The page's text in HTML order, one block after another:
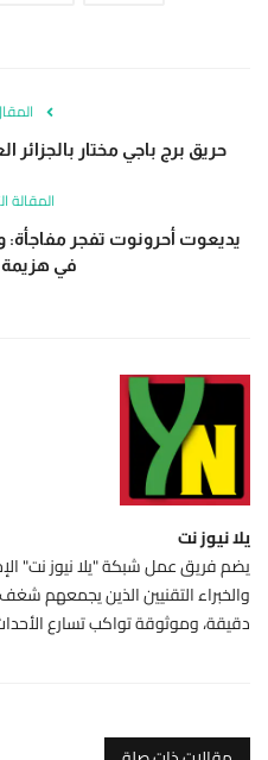
حريق برج باجي مختار
المقالة
يديعوت أحرونوت تفجر مفاجأة:
في هزيمة
يلا نيوز نت
يضم فريق عمل شبكة "يلا نيوز نت"
والخبراء التقنيين الذين يجمعهم
دقيقة، وموثوقة تواكب تسارع